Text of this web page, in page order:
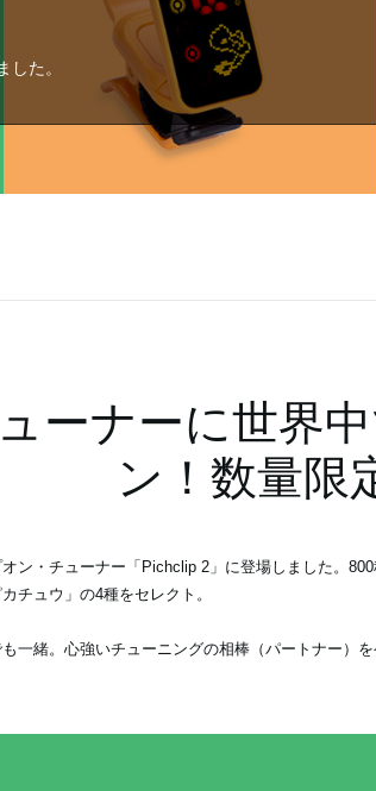
した。
ーナーに世界
ン！数量限
ン・チューナー「Pichclip 2」に登場しました。
チュウ」の4種をセレクト。
一緒。心強いチューニングの相棒（パートナー）を